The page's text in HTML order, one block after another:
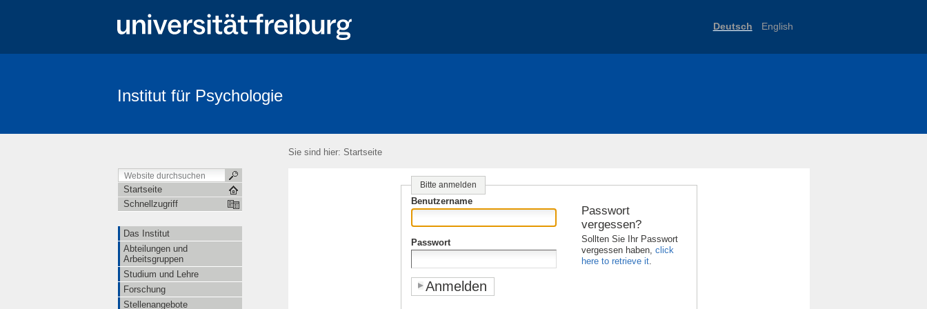
Deutsch English
Institut für Psychologie
Sie sind hier: Startseite
Startseite
Schnellzugriff
Das Institut
Abteilungen und
Arbeitsgruppen
Studium und Lehre
Forschung
Stellenangebote
Bitte anmelden
Passwort
vergessen?
Sollten Sie Ihr Passwort
vergessen haben, click
here to retrieve it.
Benutzername
Passwort